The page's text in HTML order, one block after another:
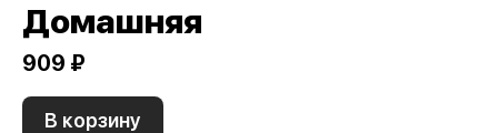
Домашняя
909 ₽
В корзину